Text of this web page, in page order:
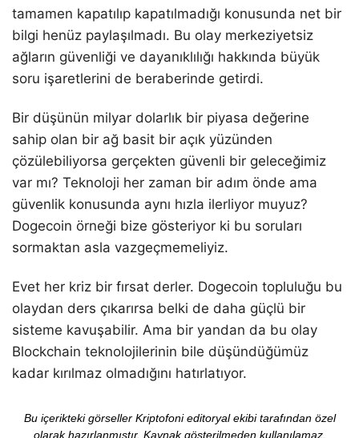
tamamen kapatılıp kapatılmadığı konusunda net bir
bilgi henüz paylaşılmadı. Bu olay merkeziyetsiz
ağların güvenliği ve dayanıklılığı hakkında büyük
soru işaretlerini de beraberinde getirdi.
Bir düşünün milyar dolarlık bir piyasa değerine
sahip olan bir ağ basit bir açık yüzünden
çözülebiliyorsa gerçekten güvenli bir geleceğimiz
var mı? Teknoloji her zaman bir adım önde ama
güvenlik konusunda aynı hızla ilerliyor muyuz?
Dogecoin örneği bize gösteriyor ki bu soruları
sormaktan asla vazgeçmemeliyiz.
Evet her kriz bir fırsat derler. Dogecoin topluluğu bu
olaydan ders çıkarırsa belki de daha güçlü bir
sisteme kavuşabilir. Ama bir yandan da bu olay
Blockchain teknolojilerinin bile düşündüğümüz
kadar kırılmaz olmadığını hatırlatıyor.
Bu içerikteki görseller Kriptofoni editoryal ekibi tarafından özel
olarak hazırlanmıştır. Kaynak gösterilmeden kullanılamaz.